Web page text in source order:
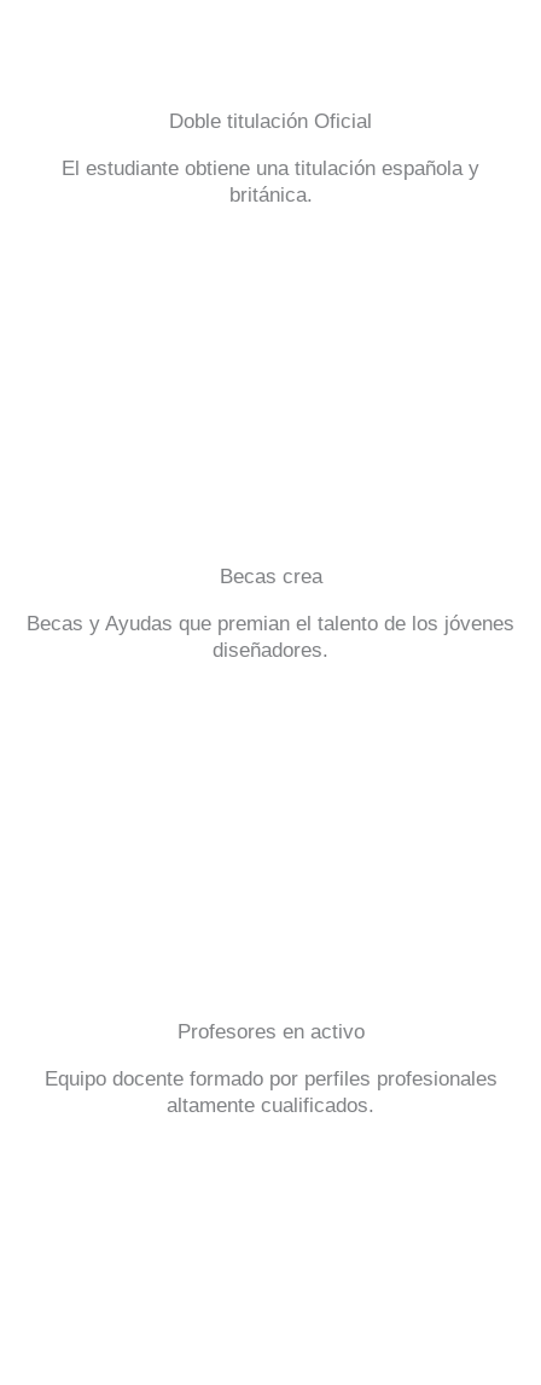
Doble titulación Oficial
El estudiante obtiene una titulación española y
británica.
Becas crea
Becas y Ayudas que premian el talento de los jóvenes
diseñadores.
Profesores en activo
Equipo docente formado por perfiles profesionales
altamente cualificados.